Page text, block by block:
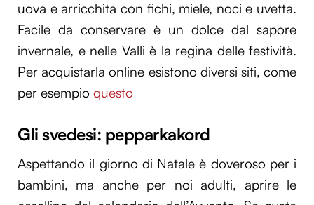
uova e arricchita con fichi, miele, noci e uvetta.
Facile da conservare è un dolce dal sapore
invernale, e nelle Valli è la regina delle festività.
Per acquistarla online esistono diversi siti, come
per esempio questo
Gli svedesi: pepparkakord
Aspettando il giorno di Natale è doveroso per i
bambini, ma anche per noi adulti, aprire le